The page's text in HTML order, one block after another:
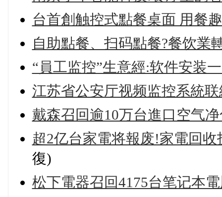
台首創触控式點餐桌面 用餐
自助點餐、扫码點餐?餐饮業
“員工监控”生意經:软件安装
江苏省公安厅视频监控系統
戴森召回逾10万台進口空气
超2亿台家電将報废!家電回
復)
松下電器召回4175台笔记本